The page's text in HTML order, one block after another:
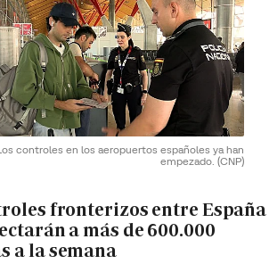
controles en los aeropuertos españoles ya han
empezado. (CNP)
fronterizos entre España
a más de 600.000
a la semana